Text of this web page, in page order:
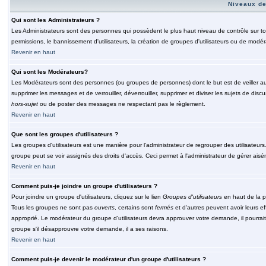
Niveaux
Qui sont les Administrateurs ?
Les Administrateurs sont des personnes qui possèdent le plus haut niveau de contrôle sur
permissions, le bannissement d'utilisateurs, la création de groupes d'utilisateurs ou de
Revenir en haut
Qui sont les Modérateurs?
Les Modérateurs sont des personnes (ou groupes de personnes) dont le but est de veiller
supprimer les messages et de verrouiller, déverrouiller, supprimer et diviser les sujets de
hors-sujetou de poster des messages ne respectant pas le règlement.
Revenir en haut
Que sont les groupes d'utilisateurs ?
Les groupes d'utilisateurs est une manière pour l'administrateur de regrouper des
groupe peut se voir assignés des droits d'accès. Ceci permet à l'administrateur de gérer
Revenir en haut
Comment puis-je joindre un groupe d'utilisateurs ?
Pour joindre un groupe d'utilisateurs, cliquez sur le lien Groupes d'utilisateursen haut de la
Tous les groupes ne sont pas ouverts, certains sont ferméset d'autres peuvent avoir leurs
approprié. Le modérateur du groupe d'utilisateurs devra approuver votre demande, il
groupe s'il désapprouvre votre demande, il a ses raisons.
Revenir en haut
Comment puis-je devenir le modérateur d'un groupe d'utilisateurs ?